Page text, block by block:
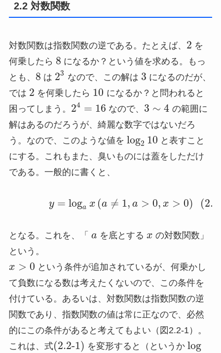
2.2 対数関数
対数関数は指数関数の逆である。たとえば、 2 を
何乗したら 8 になるか？という値を求める。もっ
とも、 8 は 23 なので、この解は 3 になるのだが、
では 2 を何乗したら 10 になるか？と問われると
困ってしまう。 24 = 16 なので、 3 ∼ 4 の範囲に
解はあるのだろうが、綺麗な数字ではないだろ
う。なので、このような値を log2 10 と表すこと
にする。これもまた、臭いものには蓋をしただけ
である。一般的に書くと、
y = loga x (a ≠ 1, a > 0, x > 0)
となる。これを、「 a を底とするx の対数関数」
という。
x > 0 という条件が追加されているが、何乗かし
て負数になる数は考えたくないので、この条件を
付けている。あるいは、対数関数は指数関数の逆
関数であり、指数関数の値は常に正なので、必然
的にこの条件があると考えてもよい（図2.2-1）。
これは、式(2.2-1) を変形すると（というか log